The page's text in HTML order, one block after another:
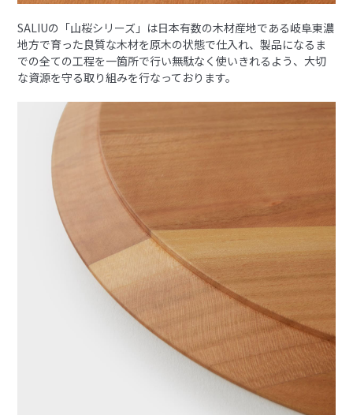
SALIUの「山桜シリーズ」は日本有数の木材産地である岐阜東濃
地方で育った良質な木材を原木の状態で仕入れ、製品になるま
での全ての工程を一箇所で行い無駄なく使いきれるよう、大切
な資源を守る取り組みを行なっております。